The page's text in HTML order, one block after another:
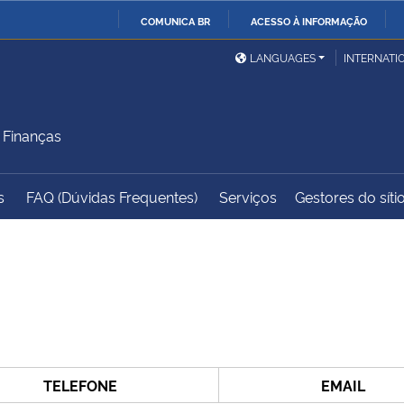
COMUNICA BR ACESSO À INFORMAÇÃO
Ministério da Defesa
Ministério das Relações
Exteriores
Ministério do
Controladoria-Geral da
LANGUAGES
FAQ (Dúvidas Frequentes) Serviços Gestores do sítio
TELEFONE EMAIL